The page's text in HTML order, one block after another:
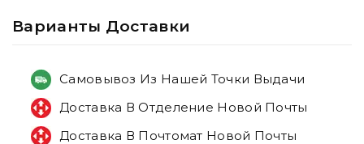
Варианты Доставки
Самовывоз Из Нашей Точки Выдачи
Доставка В Отделение Новой Почты
Доставка В Почтомат Новой Почты